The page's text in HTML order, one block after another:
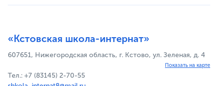
«Кстовская школа-интернат»
607651, Нижегородская область, г. Кстово, ул. Зеленая, д. 4
Показать на карте
Тел.: +7 (83145) 2-70-55